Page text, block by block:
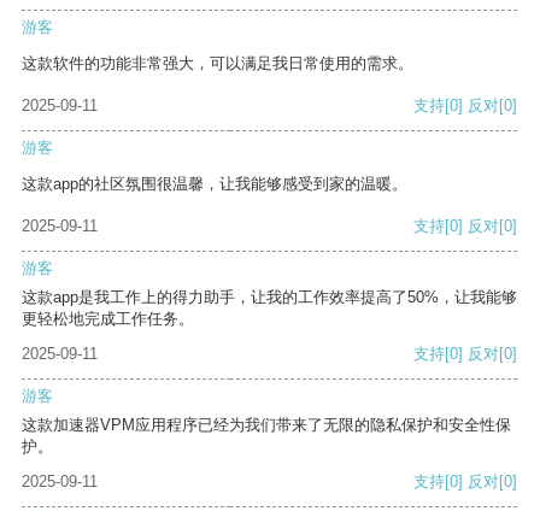
游客
这款软件的功能非常强大，可以满足我日常使用的需求。
2025-09-11 支持[0] 反对[0]
游客
这款app的社区氛围很温馨，让我能够感受到家的温暖。
2025-09-11 支持[0] 反对[0]
游客
这款app是我工作上的得力助手，让我的工作效率提高了50%，让我能够
更轻松地完成工作任务。
2025-09-11
支持[0] 反对[0]
游客
这款加速器VPM应用程序已经为我们带来了无限的隐私保护和安全性保
护。
2025-09-11
支持[0] 反对[0]